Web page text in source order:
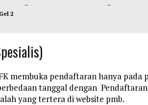
2
– –
membuka pendaftaran hanya
tanggal dengan
yang tertera di website pmb.